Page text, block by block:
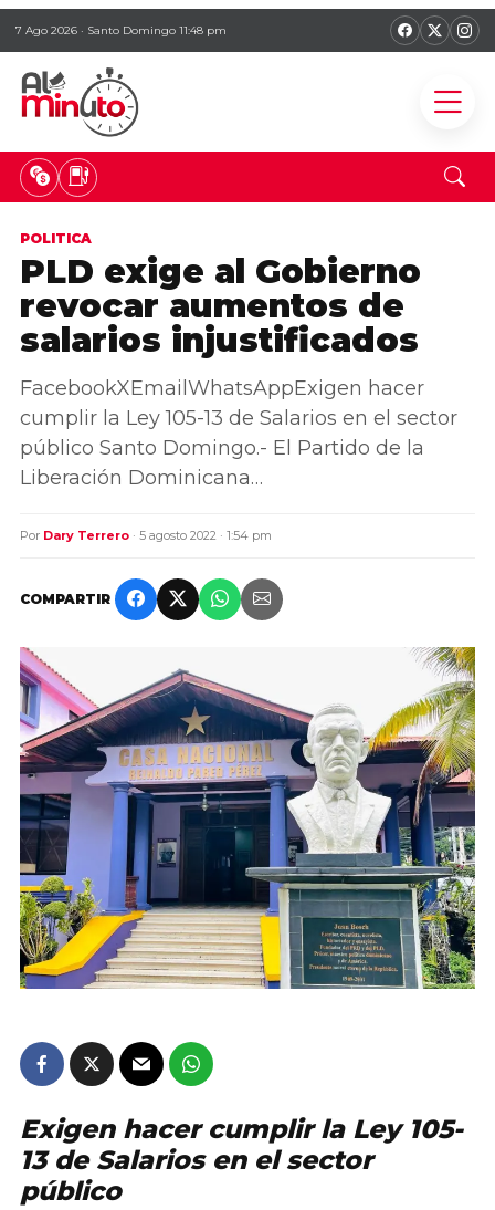
7 Ago 2026 · Santo Domingo 11:48 pm
POLITICA
PLD exige al Gobierno
revocar aumentos de
salarios injustificados
FacebookXEmailWhatsAppExigen hacer
cumplir la Ley 105-13 de Salarios en el sector
público Santo Domingo.- El Partido de la
Liberación Dominicana…
Por Dary Terrero · 5 agosto 2022 · 1:54 pm
COMPARTIR
Exigen hacer cumplir la Ley 105-
13 de Salarios en el sector
público